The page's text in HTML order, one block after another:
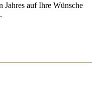
Jahres auf Ihre Wünsche
.